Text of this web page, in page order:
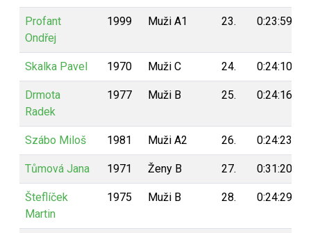
Profant
Ondřej
1999 Muži A1 23. 0:23:59
Skalka Pavel 1970 Muži C 24. 0:24:10
Drmota
Radek
1977 Muži B 25. 0:24:16
Szábo Miloš 1981 Muži A2 26. 0:24:23
Tůmová Jana 1971 Ženy B 27. 0:31:20
Šteflíček
Martin
1975 Muži B 28. 0:24:29